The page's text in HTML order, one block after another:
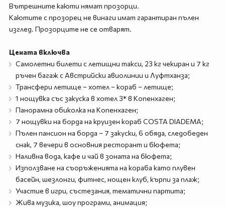
Вътрешните каюти нямат прозорци.
Каютите с прозорец не винаги имат гарантиран пълен
изглед. Прозорците не се отварят.
Цената включва
Самолетни билети с летищни такси, 23 кг чекиран и 7 кг
ръчен багаж с Австрийски авиолинии и Луфтханза;
Трансфери летище – хотел – кораб – летище;
1 нощувка със закуска в хотел 3* в Копенхаген;
Панорамна обиколка на Копенхаген;
7 нощувки на борда на круизен кораб COSTA DIADEMA;
Пълен пансион на борда – 7 закуски, 6 обяда, следобеден
снак, 7 вечери в основния ресторант и бюфета;
Наливна вода, кафе и чай в зоната на бюфета;
Използване на съоръженията на кораба като плувен
басейн, шезлонги, фитнес, нощен клуб, кърпи за плаж;
Участие в игри, състезания, тематични партита;
Жива музика, шоу програми, анимация;